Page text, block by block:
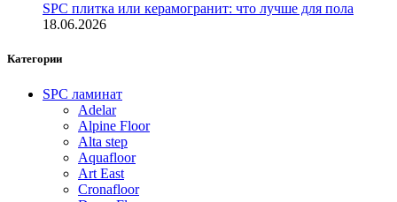
SPC плитка или керамогранит: что лучше для пола
18.06.2026
Категории
SPC ламинат
Adelar
Alpine Floor
Alta step
Aquafloor
Art East
Cronafloor